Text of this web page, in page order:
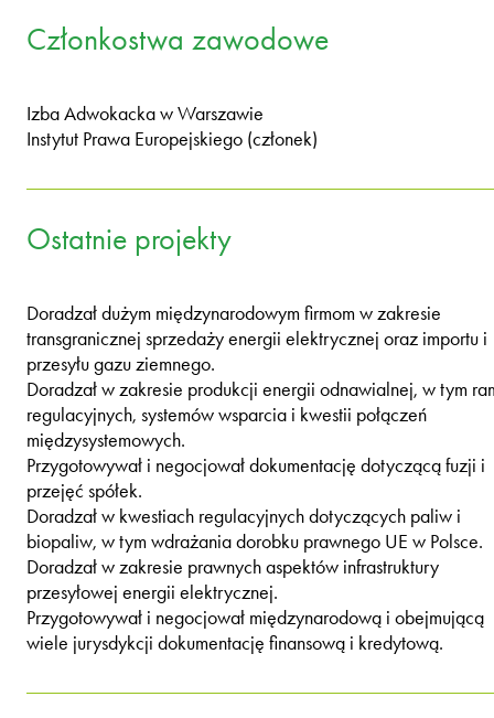
Członkostwa zawodowe
Izba Adwokacka w Warszawie
Instytut Prawa Europejskiego (członek)
Ostatnie projekty
Doradzał dużym międzynarodowym firmom w zakresie
transgranicznej sprzedaży energii elektrycznej oraz importu i
przesyłu gazu ziemnego.
Doradzał w zakresie produkcji energii odnawialnej, w tym
regulacyjnych, systemów wsparcia i kwestii połączeń
międzysystemowych.
Przygotowywał i negocjował dokumentację dotyczącą fuzji i
przejęć spółek.
Doradzał w kwestiach regulacyjnych dotyczących paliw i
biopaliw, w tym wdrażania dorobku prawnego UE w Polsce.
Doradzał w zakresie prawnych aspektów infrastruktury
przesyłowej energii elektrycznej.
Przygotowywał i negocjował międzynarodową i obejmującą
wiele jurysdykcji dokumentację finansową i kredytową.